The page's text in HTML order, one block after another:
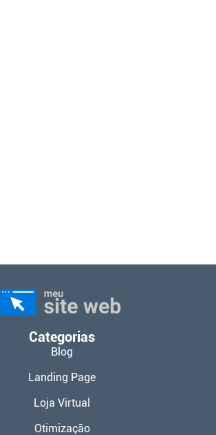
Categorias
Blog
Landing Page
Loja Virtual
Otimização